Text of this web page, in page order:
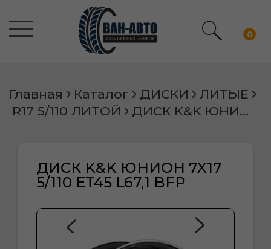
0
Главная Каталог ДИСКИ
ЛИТЫЕ
R17 5/110 ЛИТОЙ
ДИСК K&K ЮНИОН 7X17 5/110 ET45 L67,1 BFP
ДИСК K&K ЮНИОН 7X17
5/110 ET45 L67,1 BFP